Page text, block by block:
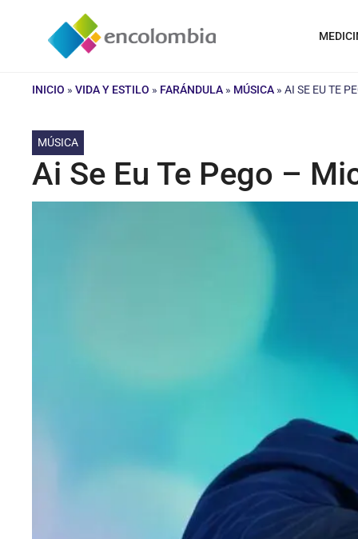
contenido
INICIO » VIDA Y ESTILO » FARÁNDULA » MÚSICA » AI SE EU TE
MÚSICA
Ai Se Eu Te Pego –